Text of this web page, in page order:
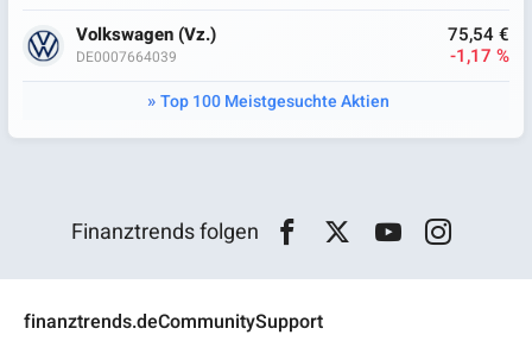
Volkswagen (Vz.)
DE0007664039
75,54 €
-1,17 %
Top 100 Meistgesuchte Aktien
Finanztrends folgen
finanztrends.deCommunitySupport